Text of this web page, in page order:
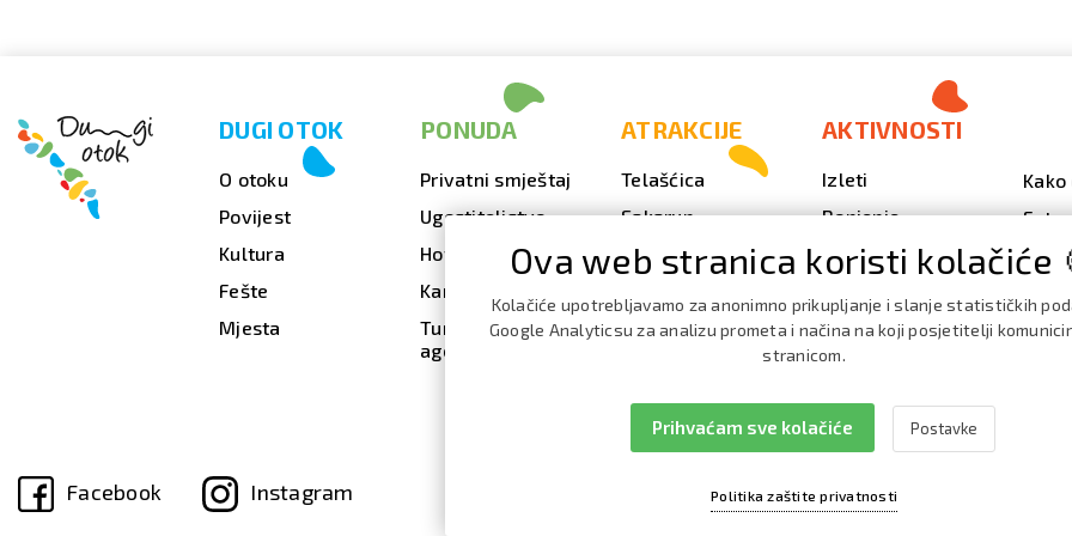
DUGI OTOK
O otoku
Povijest
Kultura
Fešte
Mjesta
PONUDA
Privatni smještaj
Ugostiteljstvo
Hoteli
Kampovi
Turističke
agencije
ATRAKCIJE
Telašćica
Sakarun
Svjetionik Veli Rat
Strašna peć
AKTIVNOSTI
Izleti
Ronjenje
Outdoor
Nautika
Kako
Facebook Instagram
Ova web stranica koristi kolačiće
Kolačiće upotrebljavamo za anonimno prikupljanje i slanje statističkih
Google Analyticsu za analizu prometa i načina na koji posjetitelji
stranicom.
Politika zaštite privatnosti
Prihvaćam sve kolačiće Postavke